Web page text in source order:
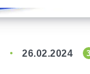
26.02.2024 3